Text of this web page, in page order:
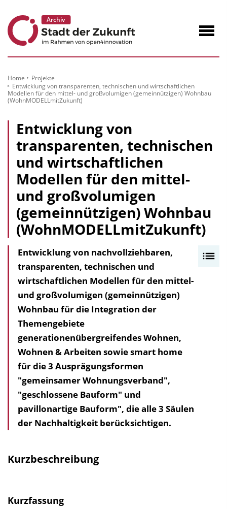
Inhalt
Home
Projekte
Entwicklung von transparenten, technischen und wirtschaftlichen
Modellen für den mittel- und großvolumigen (gemeinnützigen) Wohnbau
(WohnMODELLmitZukunft)
Entwicklung von
transparenten, technischen
und wirtschaftlichen
Modellen für den mittel-
und großvolumigen
(gemeinnützigen) Wohnbau
(WohnMODELLmitZukunft)
Entwicklung von nachvollziehbaren,
transparenten, technischen und
wirtschaftlichen Modellen für den mittel-
und großvolumigen (gemeinnützigen)
Wohnbau für die Integration der
Themengebiete
generationenübergreifendes Wohnen,
Wohnen & Arbeiten sowie smart home
für die 3 Ausprägungsformen
"gemeinsamer Wohnungsverband",
"geschlossene Bauform" und
pavillonartige Bauform", die alle 3 Säulen
der Nachhaltigkeit berücksichtigen.
Kurzbeschreibung
Kurzfassung